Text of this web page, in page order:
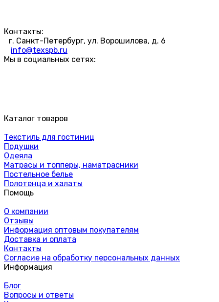
Контакты:
г. Санкт-Петербург, ул. Ворошилова, д. 6
info@texspb.ru
Мы в социальных сетях:
Каталог товаров
Текстиль для гостиниц
Подушки
Одеяла
Матрасы и топперы, наматрасники
Постельное белье
Полотенца и халаты
Помощь
О компании
Отзывы
Информация оптовым покупателям
Доставка и оплата
Контакты
Согласие на обработку персональных данных
Информация
Блог
Вопросы и ответы